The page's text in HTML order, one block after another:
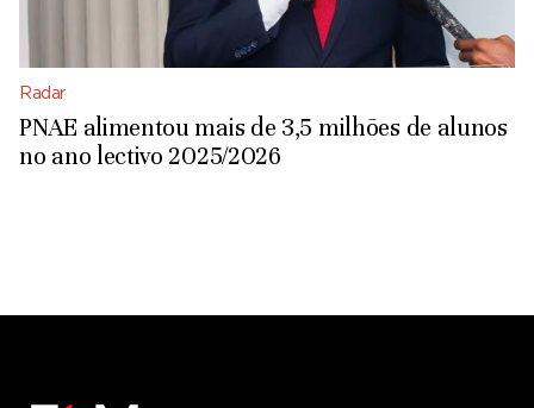
Radar
PNAE alimentou mais de 3,5 milhões de alunos
no ano lectivo 2025/2026